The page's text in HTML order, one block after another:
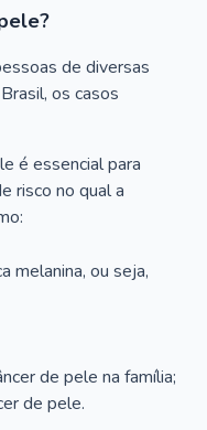
de diversas
os casos
é essencial para
risco no qual a
melanina, ou seja,
de pele na família;
de pele.